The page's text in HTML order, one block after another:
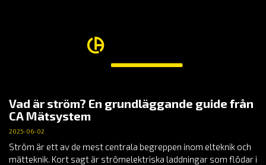
Vad är ström? En grundläggande guide från
CA Mätsystem
2025-06-02
Ström är ett av de mest centrala begreppen inom elteknik och
mätteknik. Kort sagt är strömelektriska laddningar som flödar i